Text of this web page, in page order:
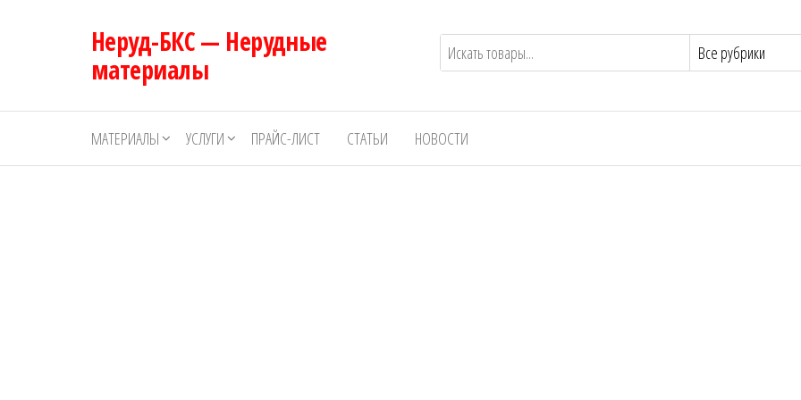
Неруд-БКС — Нерудные
материалы
МАТЕРИАЛЫ УСЛУГИ ПРАЙС-ЛИСТ СТАТЬИ НОВОСТИ